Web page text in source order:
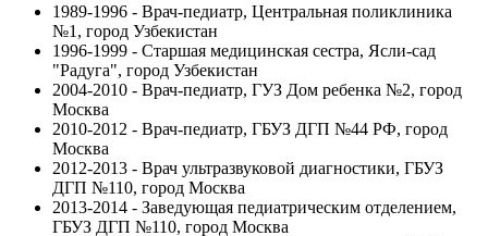
1989-1996 - Врач-педиатр, Центральная поликлиника
№1, город Узбекистан
1996-1999 - Старшая медицинская сестра, Ясли-сад
"Радуга", город Узбекистан
2004-2010 - Врач-педиатр, ГУЗ Дом ребенка №2, город
Москва
2010-2012 - Врач-педиатр, ГБУЗ ДГП №44 РФ, город
Москва
2012-2013 - Врач ультразвуковой диагностики, ГБУЗ
ДГП №110, город Москва
2013-2014 - Заведующая педиатрическим отделением,
ГБУЗ ДГП №110, город Москва